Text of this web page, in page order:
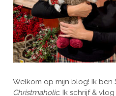
Welkom op mijn blog! Ik ben
Christmaholic. Ik schrijf &